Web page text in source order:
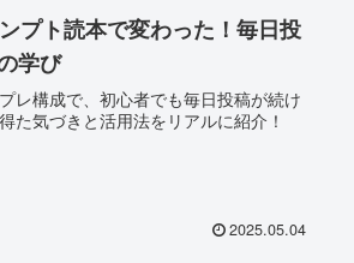
プト読本で変わった！毎日投
学び
レ構成で、初心者でも毎日投稿が続け
た気づきと活用法をリアルに紹介！
2025.05.04